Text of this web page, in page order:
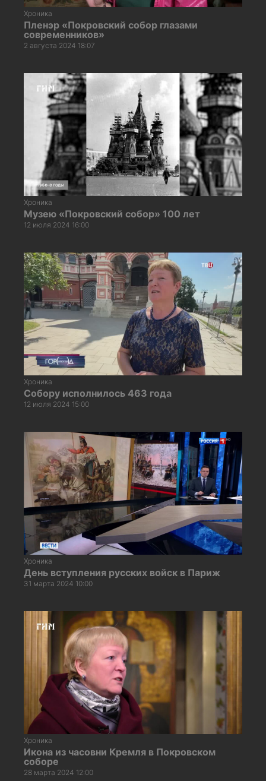
Хроника
Пленэр «Покровский собор глазами
современников»
2 августа 2024 18:07
Хроника
Музею «Покровский собор» 100 лет
12 июля 2024 16:00
Хроника
Собору исполнилось 463 года
12 июля 2024 15:00
Хроника
День вступления русских войск в Париж
31 марта 2024 10:00
Хроника
Икона из часовни Кремля в Покровском
соборе
28 марта 2024 12:00